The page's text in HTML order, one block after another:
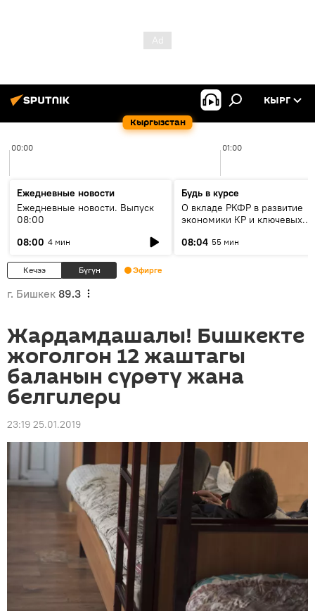
Кыргызстан
КЫРГ
00:00 01:00
Ежедневные новости
Ежедневные новости. Выпуск
08:00
08:00 4 мин
Будь в курсе
О вкладе РКФР в развитие
экономики КР и ключевых
08:04 55 мин
Кечээ Бүгүн Эфирге
г. Бишкек 89.3
Жардамдашалы! Бишкекте
жоголгон 12 жаштагы
баланын сүрөтү жана
белгилери
23:19 25.01.2019